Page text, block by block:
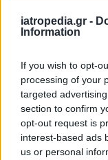
iatropedia.gr -
Information
If you wish to opt-
processing of your
targeted
section to confirm
opt-out request is
interest-based ads
us or personal
Ένα μικρό κιτ
αποτρέψει ένα
σας μιαμ κρέμα
ηλιακού
Πηγη:http://